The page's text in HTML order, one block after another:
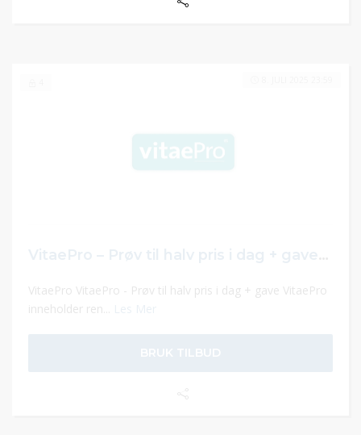
VitaePro VitaePro - Prøv til halv pris i dag + gave VitaePro
inneholder ren...